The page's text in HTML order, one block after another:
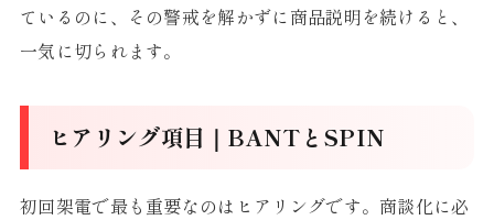
ているのに、その警戒を解かずに商品説明を続けると、
一気に切られます。
ヒアリング項目｜BANTとSPIN
初回架電で最も重要なのはヒアリングです。商談化に必